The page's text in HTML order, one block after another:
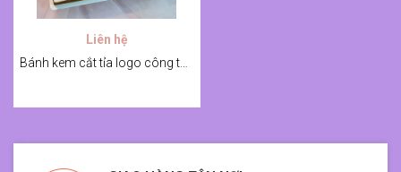
Liên hệ